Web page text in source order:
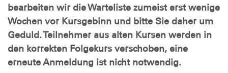
bearbeiten wir die Warteliste zumeist erst wenige
Wochen vor Kursgebinn und bitte Sie daher um
Geduld. Teilnehmer aus alten Kursen werden in
den korrekten Folgekurs verschoben, eine
erneute Anmeldung ist nicht notwendig.